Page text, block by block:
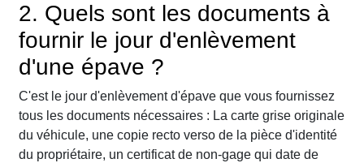
2. Quels sont les documents à
fournir le jour d'enlèvement
d'une épave ?
C'est le jour d'enlèvement d'épave que vous fournissez
tous les documents nécessaires : La carte grise originale
du véhicule, une copie recto verso de la pièce d'identité
du propriétaire, un certificat de non-gage qui date de